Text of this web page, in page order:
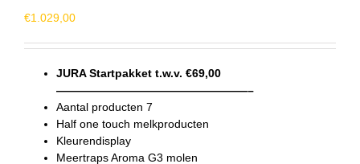
€1.029,00
JURA Startpakket t.w.v. €69,00
—————————————————–
Aantal producten 7
Half one touch melkproducten
Kleurendisplay
Meertraps Aroma G3 molen